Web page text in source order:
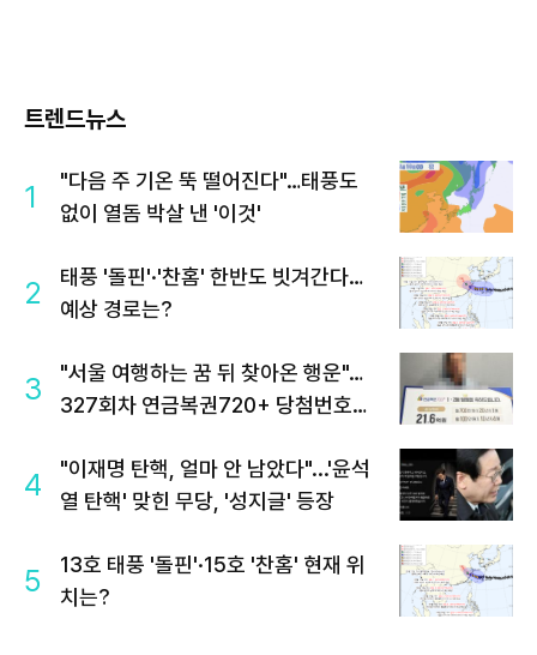
트렌드뉴스
1
"다음 주 기온 뚝 떨어진다"…태풍도
없이 열돔 박살 낸 '이것'
2
태풍 '돌핀'·'찬홈' 한반도 빗겨간다…
예상 경로는?
3
"서울 여행하는 꿈 뒤 찾아온 행운"…
327회차 연금복권720+ 당첨번호조
4
"이재명 탄핵, 얼마 안 남았다"...'윤석
열 탄핵' 맞힌 무당, '성지글' 등장
5
13호 태풍 '돌핀'·15호 '찬홈' 현재 위
치는?